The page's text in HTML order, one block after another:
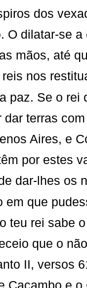
dos
O dilatar-se a
mãos, até
nos
paz. Se o rei
dar terras
Aires, e
por estes
dar-lhes os
em que
teu rei sabe
que o
II, versos
Cacambo e